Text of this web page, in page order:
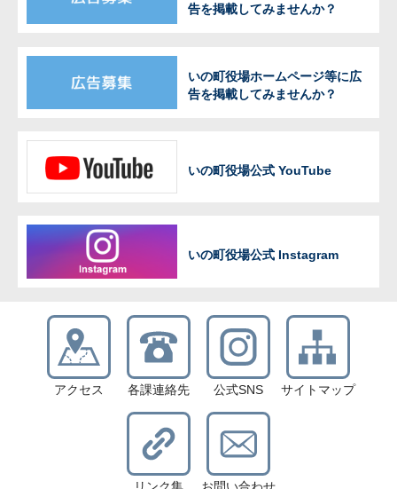
告を掲載してみませんか？
いの町役場ホームページ等に広
告を掲載してみませんか？
いの町役場公式 YouTube
いの町役場公式 Instagram
アクセス 各課連絡先 公式SNS サイトマップ